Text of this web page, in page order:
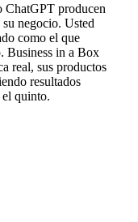
ChatGPT producen
negocio. Usted
como el que
Business in a Box
real, sus productos
resultados
quinto.